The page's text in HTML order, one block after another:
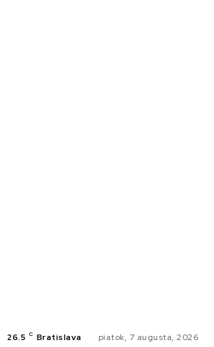
26.5 C Bratislava piatok, 7 augusta, 2026